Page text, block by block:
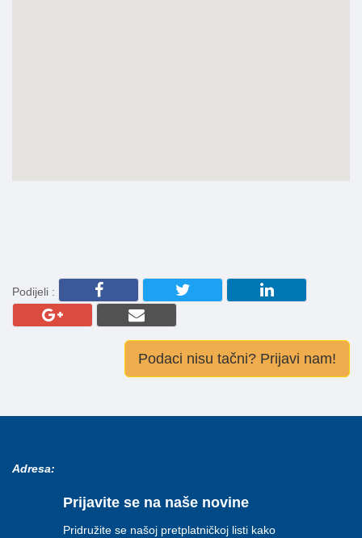
Podijeli :
Podaci nisu tačni? Prijavi nam!
Adresa:
Prijavite se na naše novine
Pridružite se našoj pretplatničkoj listi kako